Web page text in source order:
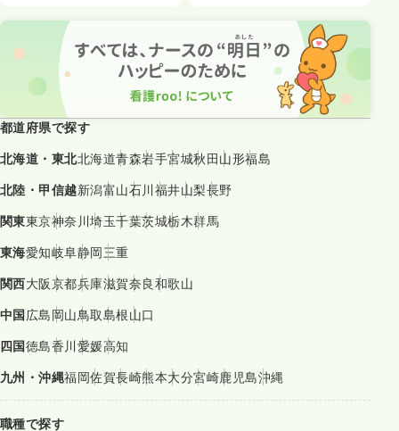
都道府県で探す
北海道・東北北海道青森岩手宮城秋田山形福島
北陸・甲信越新潟富山石川福井山梨長野
関東東京神奈川埼玉千葉茨城栃木群馬
東海愛知岐阜静岡三重
関西大阪京都兵庫滋賀奈良和歌山
中国広島岡山鳥取島根山口
四国徳島香川愛媛高知
九州・沖縄福岡佐賀長崎熊本大分宮崎鹿児島沖縄
職種で探す